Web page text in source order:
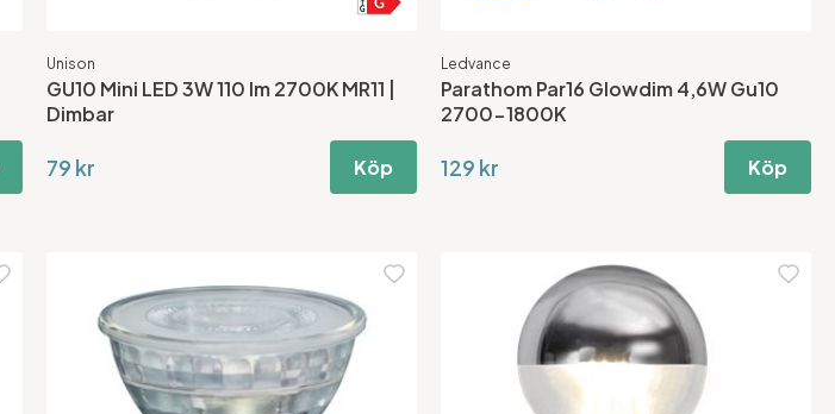
Unison
GU10 Mini LED 3W 110 lm 2700K MR11 |
Dimbar
79 kr Köp
Ledvance
Parathom Par16 Glowdim 4,6W Gu10
2700-1800K
129 kr Köp